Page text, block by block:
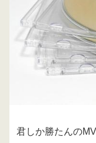
君しか勝たんの